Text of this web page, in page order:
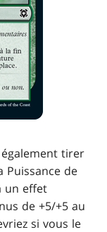
tirer
Puissance de
un effet
de +5/+5 au
si vous le